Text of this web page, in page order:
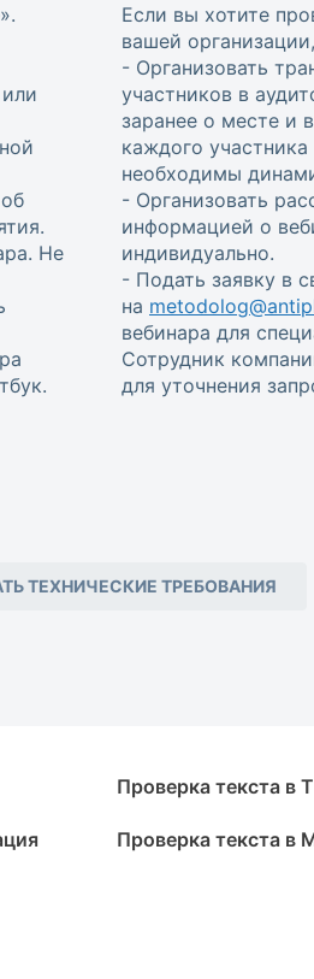
Не
Если вы хотите
вашей
- Организовать
участников в
заранее о месте и
каждого
необходимы
- Организовать
информацией о
индивидуально.
- Подать заявку в
на
вебинара для
Сотрудник
для уточнения
ТЕХНИЧЕСКИЕ ТРЕБОВАНИЯ
Проверка текста в
Проверка текста в